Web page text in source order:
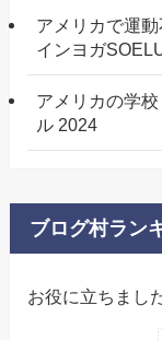
アメリカで運
インヨガ
アメリカの学
ル 2024
ブログ村ラン
お役に立ちまし